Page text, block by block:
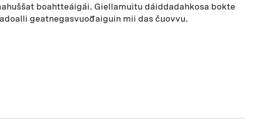
boahtteáigái. Giellamuitu dáiddadahkosa bokte
geatnegasvuođaiguin mii das čuovvu.